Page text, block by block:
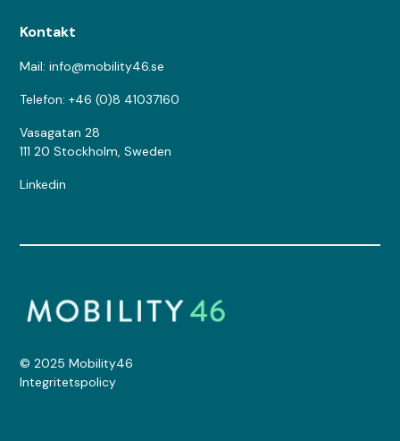
Kontakt
Mail: info@mobility46.se
Telefon: +46 (0)8 41037160
Vasagatan 28
111 20 Stockholm, Sweden
Linkedin
© 2025 Mobility46
Integritetspolicy